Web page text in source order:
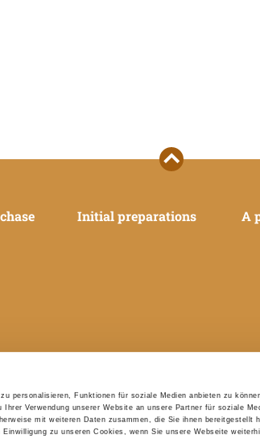
personalisieren, Funktionen für soziale Medien anbieten zu
Verwendung unserer Website an unsere Partner für soziale
mit weiteren Daten zusammen, die Sie ihnen bereitgestellt
zu unseren Cookies, wenn Sie unsere Webseite
Initial preparations A